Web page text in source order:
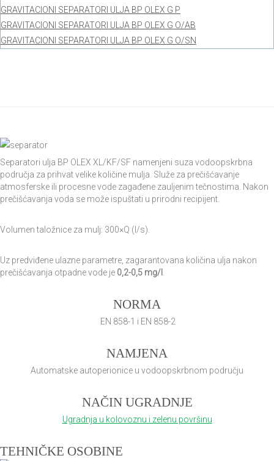
GRAVITACIONI SEPARATORI ULJA BP OLEX G P
GRAVITACIONI SEPARATORI ULJA BP OLEX G O/AB
GRAVITACIONI SEPARATORI ULJA BP OLEX G O/SN
Separatori ulja BP OLEX XL/KF/SF namenjeni suza vodoopskrbna
područja za prihvat velike količine mulja. Služe za prečišćavanje
atmosferske ili procesne vode zagađene zauljenim tečnostima. Nakon
prečišćavanja voda se može ispuštati u prirodni recipijent.
Volumen taložnice za mulj: 300×Q (l/s).
Uz predviđene ulazne parametre, zagarantovana količina ulja nakon
prečišćavanja otpadne vode je 0,2-0,5 mg/l
NORMA
EN 858-1 i EN 858-2
NAMJENA
Automatske autoperionice u vodoopskrbnom području
NAČIN UGRADNJE
Ugradnja u kolovoznu i zelenu površinu
TEHNIČKE OSOBINE